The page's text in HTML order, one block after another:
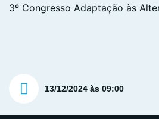
3º Congresso Adaptação às
13/12/2024 às 09:00